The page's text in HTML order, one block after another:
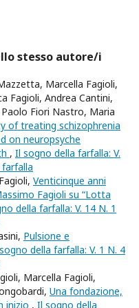
stesso autore/i
Marcella Fagioli,
Fagioli, Andrea Cantini,
Fiori Nastro, Maria
of treating schizophrenia
on neuropsyche
, Il sogno della farfalla: V.
Venticinque anni
Fagioli su “Lotta
della farfalla: V. 14 N. 1
Pulsione e
della farfalla: V. 1 N. 4
Marcella Fagioli,
Una fondazione,
inizio , Il sogno della